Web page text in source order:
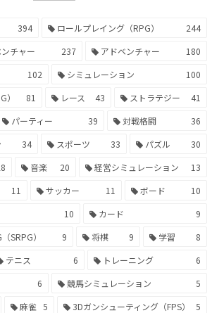
394 ロールプレイング（RPG）
244
チャー
237 アドベンチャー
180
102 シミュレーション
100
）
81 レース 43 ストラテジー
41
パーティー 39 対戦格闘
36
34 スポーツ 33 パズル
30
音楽 20 経営シミュレーション
13
11 サッカー 11 ボード
10
10 カード
9
SRPG）
9 将棋 9 学習
8
テニス 6 トレーニング
6
6 競馬シミュレーション
5
麻雀 5 3Dガンシューティング（FPS）
5